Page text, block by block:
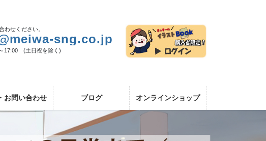
わせください。
sng.co.jp
17:00 (土日祝を除く)
お問い合わせ ブログ オンラインショップ